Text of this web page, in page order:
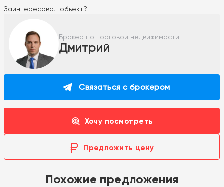
Заинтересовал объект?
Брокер по торговой недвижимости
Дмитрий
Связаться с брокером
Хочу посмотреть
Предложить цену
Похожие предложения